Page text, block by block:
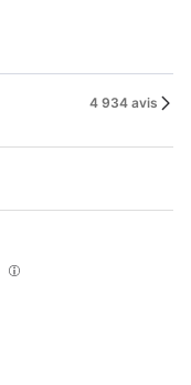
4 934 avis